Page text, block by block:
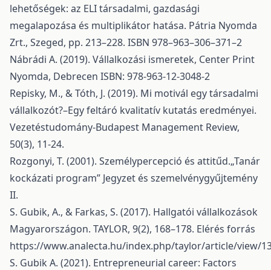
lehetőségek: az ELI társadalmi, gazdasági
megalapozása és multiplikátor hatása. Pátria Nyomda
Zrt., Szeged, pp. 213–228. ISBN 978–963–306–371–2
Nábrádi A. (2019). Vállalkozási ismeretek, Center Print
Nyomda, Debrecen ISBN: 978-963-12-3048-2
Repisky, M., & Tóth, J. (2019). Mi motivál egy társadalmi
vállalkozót?–Egy feltáró kvalitatív kutatás eredményei.
Vezetéstudomány-Budapest Management Review,
50(3), 11-24.
Rozgonyi, T. (2001). Személypercepció és attitűd.„Tanár
kockázati program” Jegyzet és szemelvénygyűjtemény
II.
S. Gubik, A., & Farkas, S. (2017). Hallgatói vállalkozások
Magyarországon. TAYLOR, 9(2), 168–178. Elérés forrás
https://www.analecta.hu/index.php/taylor/article/view/
S. Gubik A. (2021). Entrepreneurial career: Factors